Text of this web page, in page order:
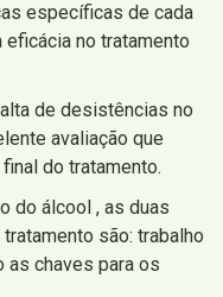
específicas de cada
no tratamento
de desistências no
avaliação que
do tratamento.
do álcool , as duas
são: trabalho
as chaves para os